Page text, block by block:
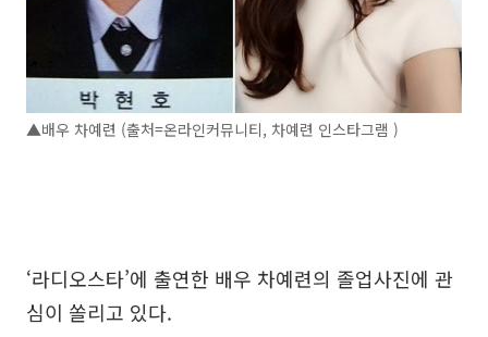
▲배우 차예련 (출처=온라인커뮤니티, 차예련 인스타그램 )
‘라디오스타’에 출연한 배우 차예련의 졸업사진에 관
심이 쏠리고 있다.